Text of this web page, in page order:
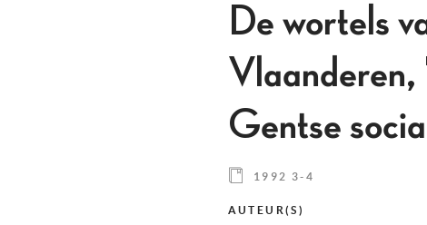
De wortels
Vlaanderen,
Gentse
1992 3-4
AUTEUR(S)